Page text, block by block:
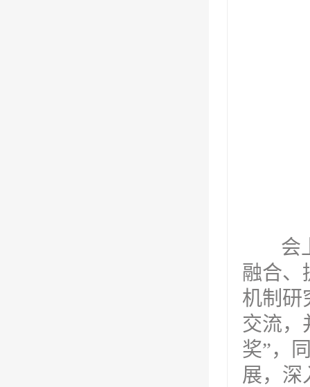
会上
融合、
机制研
交流，
奖”，
展，深